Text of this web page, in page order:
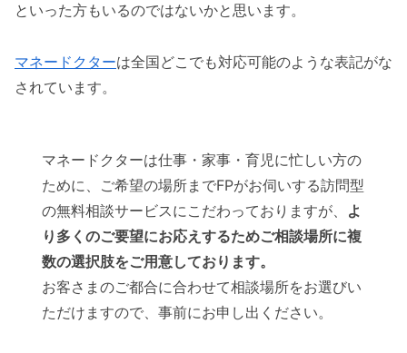
といった方もいるのではないかと思います。
マネードクターは全国どこでも対応可能のような表記がな
されています。
マネードクターは仕事・家事・育児に忙しい方の
ために、ご希望の場所までFPがお伺いする訪問型
の無料相談サービスにこだわっておりますが、
よ
り多くのご要望にお応えするためご相談場所に複
数の選択肢をご用意しております。
お客さまのご都合に合わせて相談場所をお選びい
ただけますので、事前にお申し出ください。